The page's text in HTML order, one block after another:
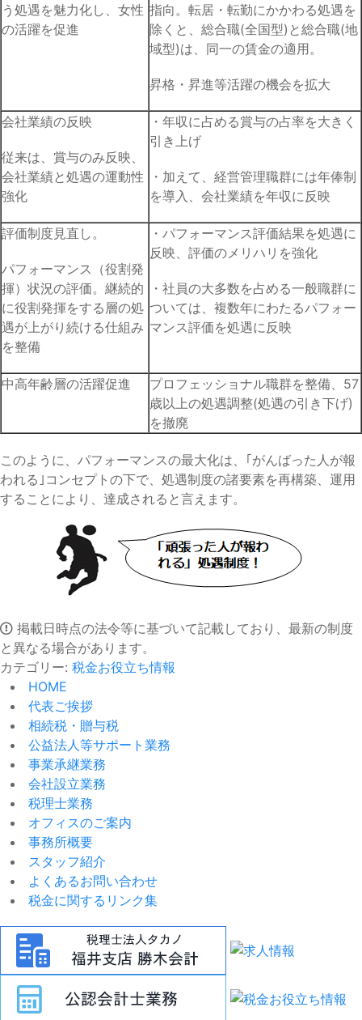
う処遇を魅力化し、女性
の活躍を促進
指向。転居・転勤にかかわる処遇を
除くと、総合職(全国型)と総合職(地
域型)は、同一の賃金の適用。
昇格・昇進等活躍の機会を拡大
会社業績の反映
従来は、賞与のみ反映、
会社業績と処遇の運動性
強化
・年収に占める賞与の占率を大きく
引き上げ
・加えて、経営管理職群には年俸制
を導入、会社業績を年収に反映
評価制度見直し。
パフォーマンス（役割発
揮）状況の評価。継続的
に役割発揮をする層の処
遇が上がり続ける仕組み
を整備
・パフォーマンス評価結果を処遇に
反映、評価のメリハリを強化
・社員の大多数を占める一般職群に
ついては、複数年にわたるパフォー
マンス評価を処遇に反映
中高年齢層の活躍促進
プロフェッショナル職群を整備、57
歳以上の処遇調整(処遇の引き下げ)
を撤廃
このように、パフォーマンスの最大化は、｢がんばった人が報
われる｣コンセプトの下で、処遇制度の諸要素を再構築、運用
することにより、達成されると言えます。
掲載日時点の法令等に基づいて記載しており、最新の制度
と異なる場合があります。
カテゴリー: 税金お役立ち情報
HOME
代表ご挨拶
相続税・贈与税
公益法人等サポート業務
事業承継業務
会社設立業務
税理士業務
オフィスのご案内
事務所概要
スタッフ紹介
よくあるお問い合わせ
税金に関するリンク集